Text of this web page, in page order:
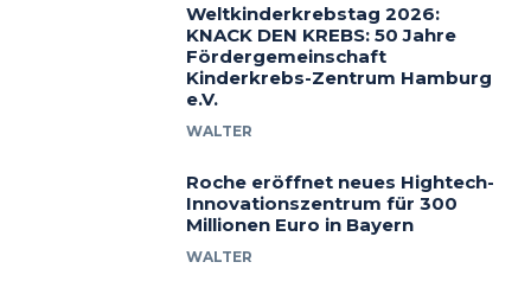
Weltkinderkrebstag 2026:
KNACK DEN KREBS: 50 Jahre
Fördergemeinschaft
Kinderkrebs-Zentrum Hamburg
e.V.
WALTER
Roche eröffnet neues Hightech-
Innovationszentrum für 300
Millionen Euro in Bayern
WALTER